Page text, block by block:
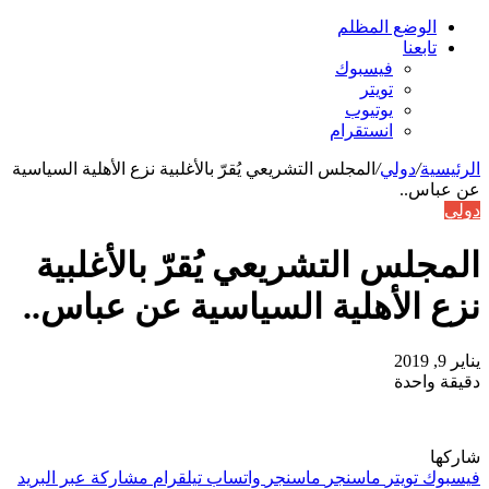
الوضع المظلم
تابعنا
فيسبوك
تويتر
يوتيوب
انستقرام
الرئيسية/دولي/ المجلس التشريعي يُقرّ بالأغلبية نزع الأهلية السياسية
عن عباس..
دولي
المجلس التشريعي يُقرّ بالأغلبية
نزع الأهلية السياسية عن عباس..
يناير 9, 2019
دقيقة واحدة
شاركها
فيسبوك تويتر ماسنجر ماسنجر واتساب تيلقرام مشاركة عبر البريد